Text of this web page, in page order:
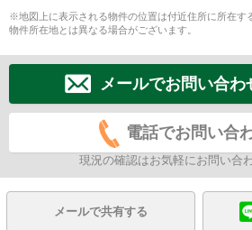
※地図上に表示される物件の位置は付近住所に所在す
物件所在地とは異なる場合がございます。
メールでお問い合わ
電話でお問い合
現況の確認はお気軽にお問い合
メールで共有する